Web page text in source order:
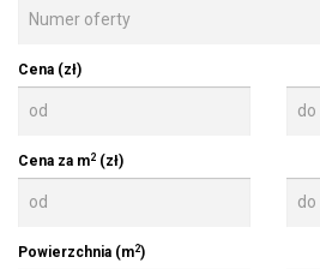
Cena (zł)
Cena za m2 (zł)
Powierzchnia (m2)